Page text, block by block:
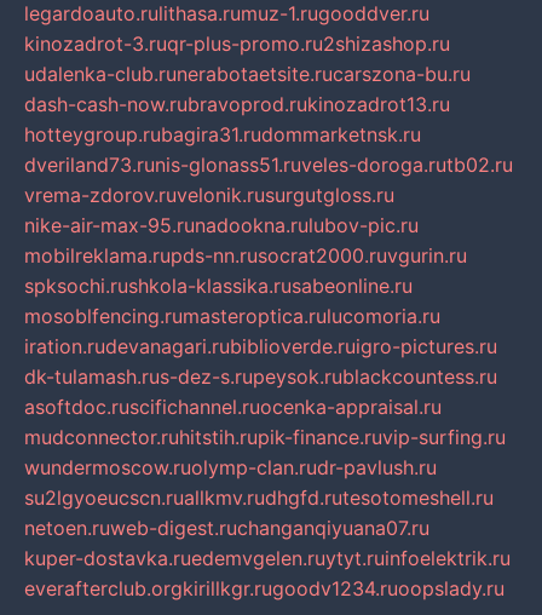
legardoauto.rulithasa.rumuz-1.rugooddver.ru
kinozadrot-3.ruqr-plus-promo.ru2shizashop.ru
udalenka-club.runerabotaetsite.rucarszona-bu.ru
dash-cash-now.rubravoprod.rukinozadrot13.ru
hotteygroup.rubagira31.rudommarketnsk.ru
dveriland73.runis-glonass51.ruveles-doroga.rutb02.ru
vrema-zdorov.ruvelonik.rusurgutgloss.ru
nike-air-max-95.runadookna.rulubov-pic.ru
mobilreklama.rupds-nn.rusocrat2000.ruvgurin.ru
spksochi.rushkola-klassika.rusabeonline.ru
mosoblfencing.rumasteroptica.rulucomoria.ru
iration.rudevanagari.rubiblioverde.ruigro-pictures.ru
dk-tulamash.rus-dez-s.rupeysok.rublackcountess.ru
asoftdoc.ruscifichannel.ruocenka-appraisal.ru
mudconnector.ruhitstih.rupik-finance.ruvip-surfing.ru
wundermoscow.ruolymp-clan.rudr-pavlush.ru
su2lgyoeucscn.ruallkmv.rudhgfd.rutesotomeshell.ru
netoen.ruweb-digest.ruchanganqiyuana07.ru
kuper-dostavka.ruedemvgelen.ruytyt.ruinfoelektrik.ru
everafterclub.orgkirillkgr.rugoodv1234.ruoopslady.ru